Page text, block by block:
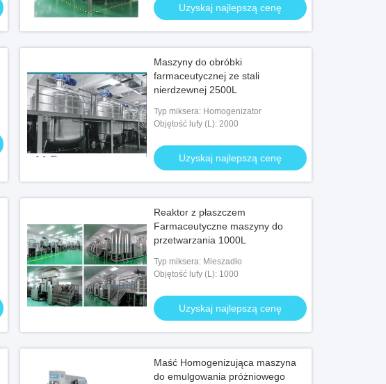
Uzyskaj najlepszą cenę
Maszyny do obróbki
farmaceutycznej ze stali
nierdzewnej 2500L
Typ miksera: Homogenizator
Objętość lufy (L): 2000
Uzyskaj najlepszą cenę
Reaktor z płaszczem
Farmaceutyczne maszyny do
przetwarzania 1000L
Typ miksera: Mieszadło
Objętość lufy (L): 1000
Uzyskaj najlepszą cenę
Maść Homogenizująca maszyna
do emulgowania próżniowego